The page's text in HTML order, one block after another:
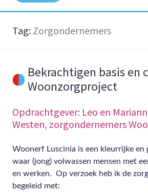
Tag: Zorgondernemers
CASESBekrachtigen basis en
Woonzorgproject
Opdrachtgever: Leo en
Westen, zorgondernemers
Woonerf Luscinia is een kleurrijke en
waar (jong) volwassen mensen met
en werken. Op verzoek heb ik de
begeleid met: